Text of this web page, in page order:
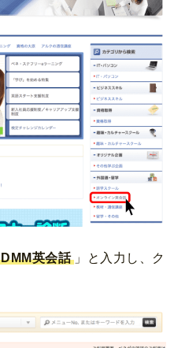
DMM英会話 」と入力 し、ク